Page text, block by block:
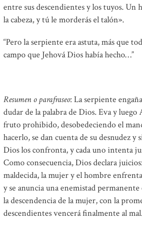
entre sus descendientes y los tuyos. Un
la cabeza, y tú le morderás el talón».
“Pero la serpiente era astuta, más que
campo que Jehová Dios había hecho…”
Resumen o parafraseo: La serpiente
dudar de la palabra de Dios. Eva y luego
fruto prohibido, desobedeciendo el
hacerlo, se dan cuenta de su desnudez y
Dios los confronta, y cada uno intenta
Como consecuencia, Dios declara
maldecida, la mujer y el hombre
y se anuncia una enemistad
la descendencia de la mujer, con la
descendientes vencerá finalmente al mal.